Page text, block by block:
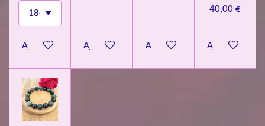
Ajouter au panierAjouter au panierAjouter au panier
40,00 €
Ajouter au